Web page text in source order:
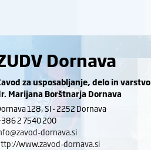
Dornava
za usposabljanje, delo in varstvo
Marijana Borštnarja Dornava
128, SI - 2252 Dornava
2 7540 200
dornava.si
www.zavod-dornava.si